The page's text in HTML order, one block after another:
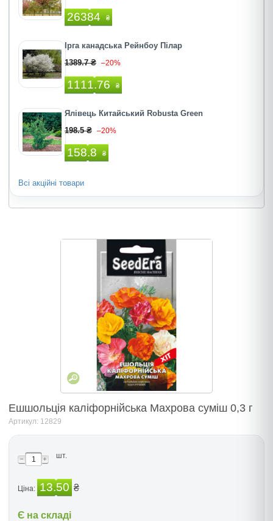
26384 ₴
Ірга канадська Рейнбоу Пілар
1389.7 ₴ –20%
1111.76 ₴
Ялівець Китайський Robusta Green
198.5 ₴ –20%
158.8 ₴
Всі акційні товари
Ешшольція каліфорнійська Махрова суміш 0,3 г
Артикул: 12829
шт.
Ціна: 13.50 ₴
Є на складі